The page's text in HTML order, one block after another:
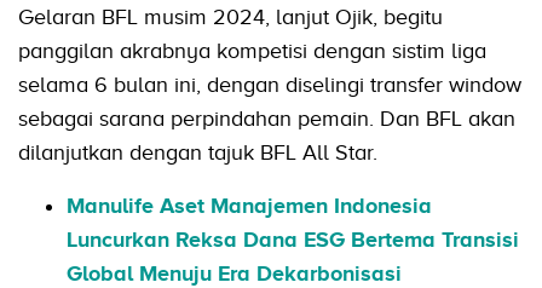
Gelaran BFL musim 2024, lanjut Ojik, begitu
panggilan akrabnya kompetisi dengan sistim liga
selama 6 bulan ini, dengan diselingi transfer window
sebagai sarana perpindahan pemain. Dan BFL akan
dilanjutkan dengan tajuk BFL All Star.
Manulife Aset Manajemen Indonesia
Luncurkan Reksa Dana ESG Bertema Transisi
Global Menuju Era Dekarbonisasi